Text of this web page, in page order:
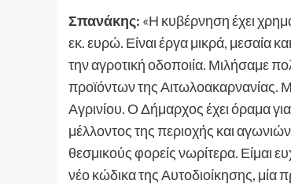
Σπανάκης: «Η κυβέρνηση έχει
εκ. ευρώ. Είναι έργα μικρά, μεσαία
την αγροτική οδοποιία. Μιλήσαμε
προϊόντων της Αιτωλοακαρνανίας.
Αγρινίου. Ο Δήμαρχος έχει όραμα
μέλλοντος της περιοχής και
θεσμικούς φορείς νωρίτερα. Είμαι
νέο κώδικα της Αυτοδιοίκησης, μία